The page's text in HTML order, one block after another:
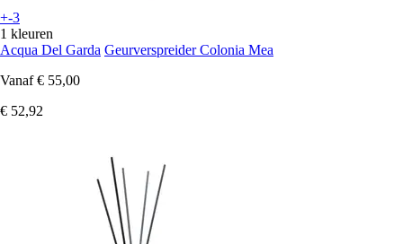
+-3
1 kleuren
Acqua Del Garda Geurverspreider Colonia Mea
Vanaf € 55,00
€ 52,92